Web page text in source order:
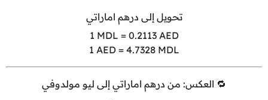
تحويل إلى درهم اماراتي
1 MDL = 0.2113AED
1 AED = 4.7328MDL
🔁 العكس: من درهم اماراتي إلى ليو مولدوفي